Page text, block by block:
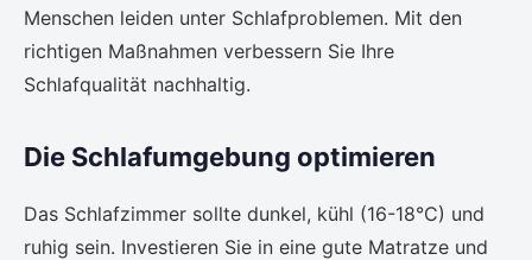
Menschen leiden unter Schlafproblemen. Mit den
richtigen Maßnahmen verbessern Sie Ihre
Schlafqualität nachhaltig.
Die Schlafumgebung optimieren
Das Schlafzimmer sollte dunkel, kühl (16-18°C) und
ruhig sein. Investieren Sie in eine gute Matratze und